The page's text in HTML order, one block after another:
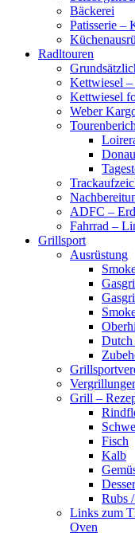
Bäckerei
Patisserie –
Radltouren
Kettwiesel –
Kettwiesel
Weber
ADFC –
Fahrrad –
Grillsport
Ausrüstung
Dutch
Grill –
Fisch
Kalb
Rubs
Links zum
Oven